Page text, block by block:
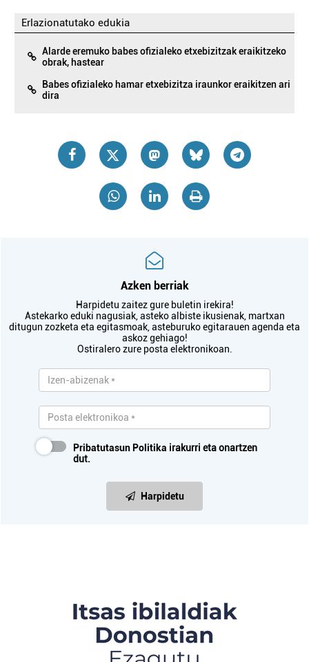
Erlazionatutako edukia
Alarde eremuko babes ofizialeko etxebizitzak eraikitzeko
obrak, hastear
Babes ofizialeko hamar etxebizitza iraunkor eraikitzen ari
dira
Azken berriak
Harpidetu zaitez gure buletin irekira!
Astekarko eduki nagusiak, asteko albiste ikusienak, martxan
ditugun zozketa eta egitasmoak, asteburuko egitarauen agenda eta
askoz gehiago!
Ostiralero zure posta elektronikoan.
Pribatutasun Politika irakurri eta onartzen
dut.
Harpidetu